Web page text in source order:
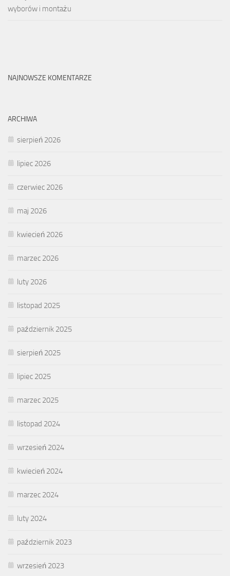
wyborów i montażu
NAJNOWSZE KOMENTARZE
ARCHIWA
sierpień 2026
lipiec 2026
czerwiec 2026
maj 2026
kwiecień 2026
marzec 2026
luty 2026
listopad 2025
październik 2025
sierpień 2025
lipiec 2025
marzec 2025
listopad 2024
wrzesień 2024
kwiecień 2024
marzec 2024
luty 2024
październik 2023
wrzesień 2023